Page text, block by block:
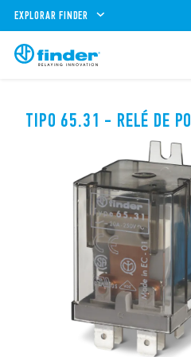
EXPLORAR FINDER
TIPO 65.31 - RELÉ DE